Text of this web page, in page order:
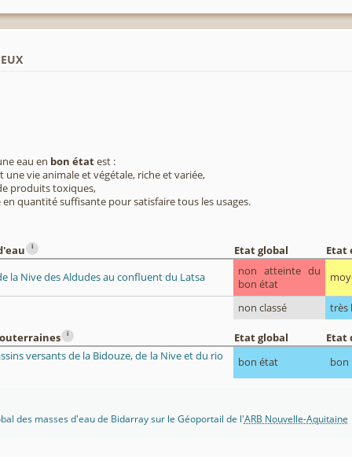
eau en bon étatest :
une vie animale et végétale, riche et variée,
produits toxiques,
quantité suffisante pour satisfaire tous les usages.
i Etat global
Etat
la Nive des Aldudes au confluent du Latsa
non atteinte du
bon état
non classé très
i Etat global
Etat
versants de la Bidouze, de la Nive et du rio
bon état bon
des masses d'eau de Bidarray sur le Géoportail de l'ARB Nouvelle-Aquitaine